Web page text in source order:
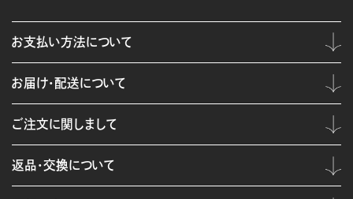
お支払い方法について
お届け・配送について
ご注文に関しまして
返品・交換について